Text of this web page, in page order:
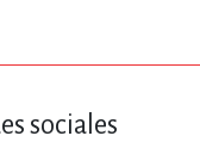
sociales